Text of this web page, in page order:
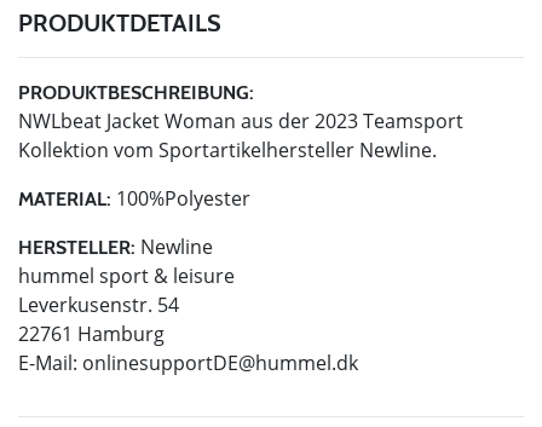
PRODUKTDETAILS
PRODUKTBESCHREIBUNG:
NWLbeat Jacket Woman aus der 2023 Teamsport
Kollektion vom Sportartikelhersteller Newline.
MATERIAL: 100%Polyester
HERSTELLER: Newline
hummel sport & leisure
Leverkusenstr. 54
22761 Hamburg
E-Mail: onlinesupportDE@hummel.dk